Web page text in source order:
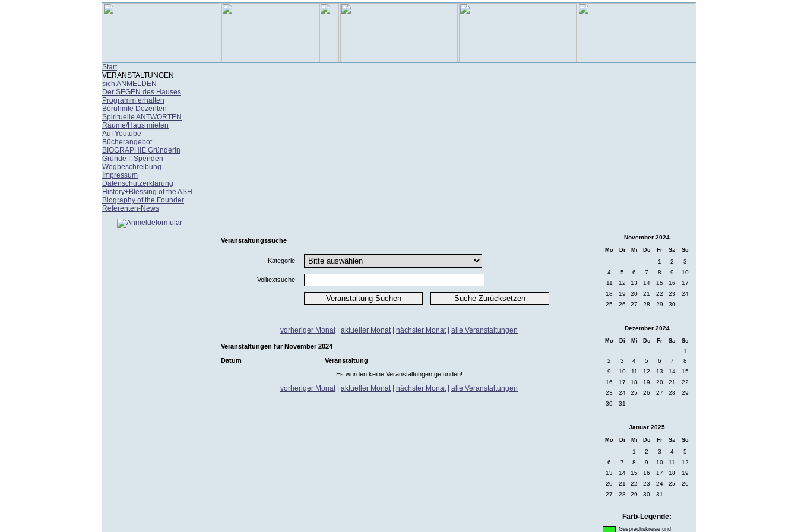
Start
VERANSTALTUNGEN
sich ANMELDEN
Der SEGEN des Hauses
Programm erhalten
Berühmte Dozenten
Spirituelle ANTWORTEN
Räume/Haus mieten
Auf Youtube
Bücherangebot
BIOGRAPHIE Gründerin
Gründe f. Spenden
Wegbeschreibung
Impressum
Datenschutzerklärung
History+Blessing of the ASH
Biography of the Founder
Referenten-News
November 2024
Mo Di Mi Do Fr Sa So
1 2
3
4
5 6 7 8 9
10
11
12 13 14 15 16
17
18
19 20 21 22 23
24
25
26 27 28 29 30
Dezember 2024
Mo Di Mi Do Fr Sa So
1
2
3 4 5 6 7
8
9
10 11 12 13 14
15
16
17 18 19 20 21
22
23
24 25 26 27 28
29
30
31
Januar 2025
Mo Di Mi Do Fr Sa So
1 2 3 4
5
6
7 8 9 10 11
12
13
14 15 16 17 18
19
20
21 22 23 24 25
26
27
28 29 30 31
Farb-Legende:
Gesprächskreise und
Veranstaltungssuche
Kategorie
Volltextsuche
vorheriger Monat| aktueller Monat| nächster Monat| alle Veranstaltungen
Veranstaltungen für November 2024
Datum
Veranstaltung
Es wurden keine Veranstaltungen gefunden!
vorheriger Monat| aktueller Monat| nächster Monat| alle Veranstaltungen